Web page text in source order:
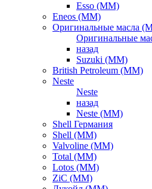
Esso (ММ)
Eneos (ММ)
Оригинальные масла
Оригинальные
назад
Suzuki (ММ)
British Petroleum (ММ)
Neste
Neste
назад
Neste (ММ)
Shell Германия
Shell (ММ)
Valvoline (ММ)
Total (ММ)
Lotos (ММ)
ZiC (ММ)